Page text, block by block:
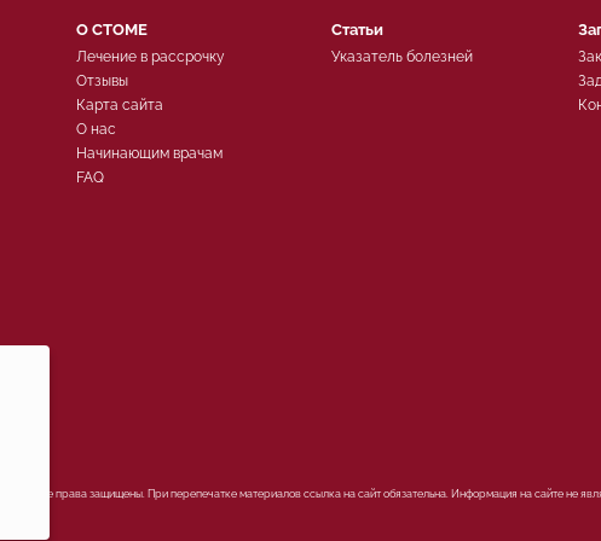
О СТОМЕ
Лечение в рассрочку
Отзывы
Карта сайта
О нас
Начинающим врачам
FAQ
Статьи
Указатель болезней
Все права защищены. При перепечатке материалов ссылка на сайт обязательна. Информация на сайте не